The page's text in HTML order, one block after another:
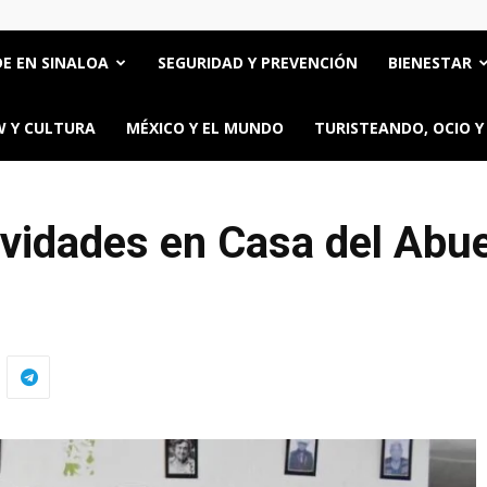
EN SINALOA SEGURIDAD Y PREVENCIÓN BIENESTAR
Y CULTURA MÉXICO Y EL MUNDO TURISTEANDO, OCIO Y
en Casa del